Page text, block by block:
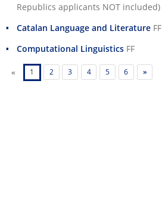
Republics applicants NOT included)
Catalan Language and Literature FF
Computational Linguistics FF
« 1 2 3 4 5 6 »